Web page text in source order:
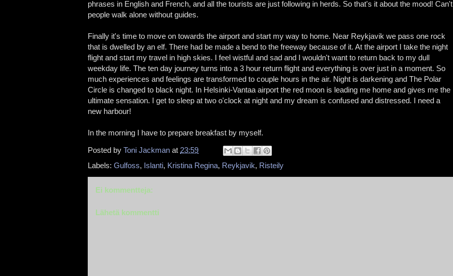
phrases in English and French, and all the tourists are just following in herds. So that's it about the mood! Can't
people walk alone without guides.
Finally it's time to move on towards the airport and start my way to home. Near Reykjavik we pass one rock
that is dwelled by an elf. There had be made a bend to the freeway because of it. At the airport I take the night
flight and start my travel in high skies. I feel wistful and sad and I wouldn't want to return back to my dull
weekday life. The ten day journey turns into a 3 hour return flight and everything is over just in a moment. So
much experiences and feelings are transformed to couple hours in the air. Night is darkening and The Polar
Circle is changed to black night. In Helsinki-Vantaa airport the red moon is leading me home and gives me the
ultimate sensation. I get to sleep at two o'clock at night and my dream is confused and distressed. I need a
new harbour!
In the morning I have to prepare breakfast by myself.
Posted by Toni Jackman at 23:59
Labels: Gulfoss, Islanti, Kristina Regina, Reykjavik, Risteily
Ei kommentteja:
Lähetä kommentti